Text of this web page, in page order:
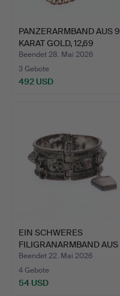
PANZERARMBAND AUS 9
KARAT GOLD, 12,69
GRAM…
Beendet 28. Mai 2026
3 Gebote
492 USD
EIN SCHWERES
FILIGRANARMBAND AUS
WEISSMETA…
Beendet 22. Mai 2026
4 Gebote
54 USD